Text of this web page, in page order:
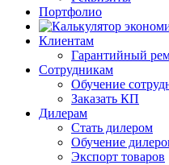
Портфолио
Клиентам
Гарантийный
Сотрудникам
Обучение
Заказать КП
Дилерам
Стать дилером
Обучение
Экспорт товаров